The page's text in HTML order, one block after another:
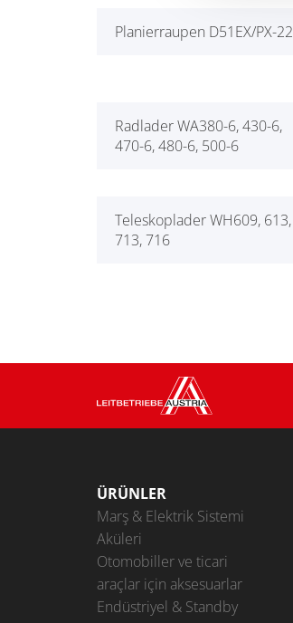
Planierraupen D51EX/PX-22
Radlader WA380-6, 430-6,
470-6, 480-6, 500-6
Teleskoplader WH609, 613,
713, 716
ÜRÜNLER
Marş & Elektrik Sistemi
Aküleri
Otomobiller ve ticari
araçlar için aksesuarlar
Endüstriyel & Standby